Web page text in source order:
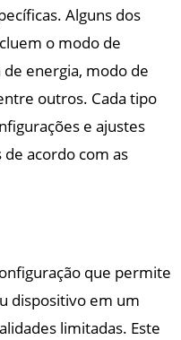
Alguns dos
o modo de
energia, modo de
outros. Cada tipo
e ajustes
acordo com as
que permite
dispositivo em um
limitadas. Este